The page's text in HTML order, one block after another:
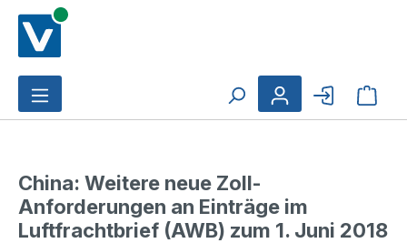
Zum Hauptinhalt springen
China: Weitere neue Zoll-
Anforderungen an Einträge im
Luftfrachtbrief (AWB) zum 1. Juni 2018